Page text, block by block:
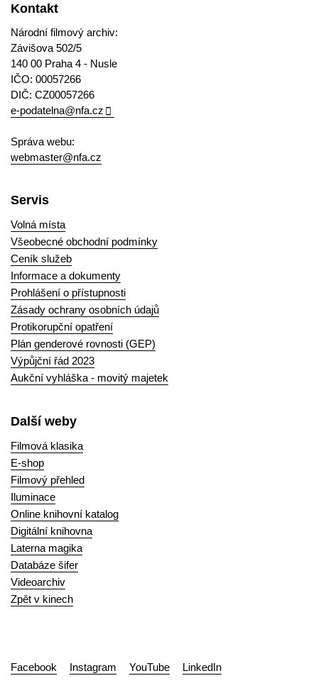
Kontakt
Národní filmový archiv:
Závišova 502/5
140 00 Praha 4 - Nusle
IČO: 00057266
DIČ: CZ00057266
e-podatelna@nfa.cz
Správa webu:
webmaster@nfa.cz
Servis
Volná místa
Všeobecné obchodní podmínky
Ceník služeb
Informace a dokumenty
Prohlášení o přístupnosti
Zásady ochrany osobních údajů
Protikorupční opatření
Plán genderové rovnosti (GEP)
Výpůjční řád 2023
Aukční vyhláška - movitý majetek
Další weby
Filmová klasika
E-shop
Filmový přehled
Iluminace
Online knihovní katalog
Digitální knihovna
Laterna magika
Databáze šifer
Videoarchiv
Zpět v kinech
Facebook Instagram YouTube LinkedIn